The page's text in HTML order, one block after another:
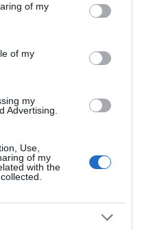
behaviour. You may click to
and its third-party tags to
purposes in below Google
of my
of my
my
Advertising.
Use,
of my
with the
Twitter Pinterest
Holmes